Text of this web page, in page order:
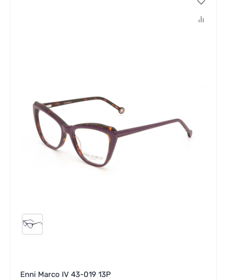
Enni Marco IV 43-019 13P